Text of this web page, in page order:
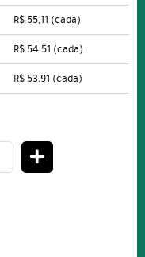
R$ 55,11 (cada)
R$ 54,51 (cada)
R$ 53,91 (cada)